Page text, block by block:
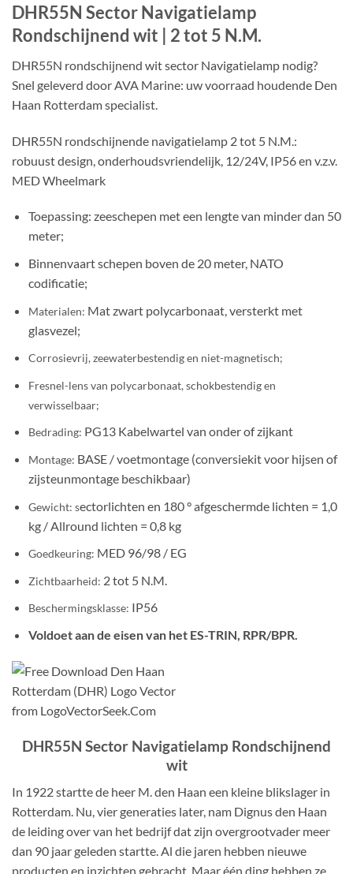
DHR55N Sector Navigatielamp
Rondschijnend wit | 2 tot 5 N.M.
DHR55N rondschijnend wit sector Navigatielamp nodig?
Snel geleverd door AVA Marine: uw voorraad houdende Den
Haan Rotterdam specialist.
DHR55N rondschijnende navigatielamp 2 tot 5 N.M.:
robuust design, onderhoudsvriendelijk, 12/24V, IP56 en v.z.v.
MED Wheelmark
Toepassing: zeeschepen met een lengte van minder dan 50
meter;
Binnenvaart schepen boven de 20 meter, NATO
codificatie;
Materialen: Mat zwart polycarbonaat, versterkt met
glasvezel;
Corrosievrij, zeewaterbestendig en niet-magnetisch;
Fresnel-lens van polycarbonaat, schokbestendig en
verwisselbaar;
Bedrading: PG13 Kabelwartel van onder of zijkant
Montage: BASE / voetmontage (conversiekit voor hijsen of
zijsteunmontage beschikbaar)
Gewicht: sectorlichten en 180 ° afgeschermde lichten = 1,0
kg / Allround lichten = 0,8 kg
Goedkeuring: MED 96/98 / EG
Zichtbaarheid: 2 tot 5 N.M.
Beschermingsklasse: IP56
Voldoet aan de eisen van het ES-TRIN, RPR/BPR.
DHR55N Sector Navigatielamp Rondschijnend
wit
In 1922 startte de heer M. den Haan een kleine blikslager in
Rotterdam. Nu, vier generaties later, nam Dignus den Haan
de leiding over van het bedrijf dat zijn overgrootvader meer
dan 90 jaar geleden startte. Al die jaren hebben nieuwe
producten en inzichten gebracht. Maar één ding hebben ze